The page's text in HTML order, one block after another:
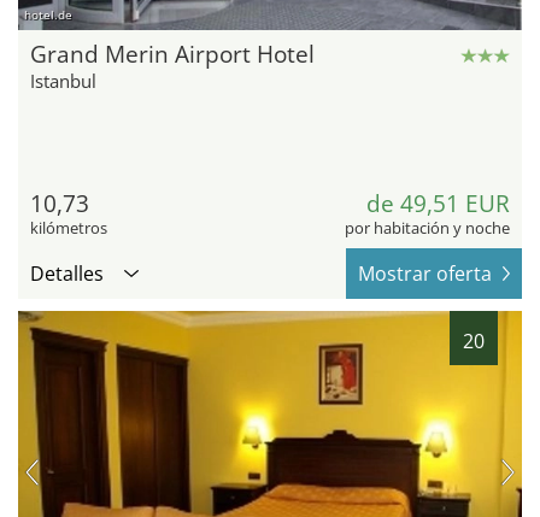
hotel.de
Grand Merin Airport Hotel
Istanbul
10,73
kilómetros
de 49,51 EUR
por habitación y noche
Detalles Mostrar oferta
20